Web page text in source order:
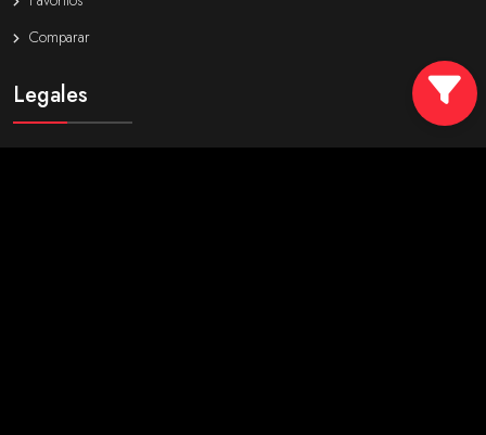
Comparar
Legales